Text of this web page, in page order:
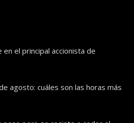
el principal accionista de
agosto: cuáles son las horas más